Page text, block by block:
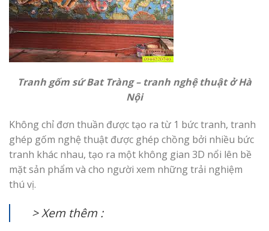
Tranh gốm sứ Bat Tràng – tranh nghệ thuật ở Hà
Nội
Không chỉ đơn thuần được tạo ra từ 1 bức tranh, tranh
ghép gốm nghệ thuật được ghép chồng bởi nhiều bức
tranh khác nhau, tạo ra một không gian 3D nổi lên bề
mặt sản phẩm và cho người xem những trải nghiệm
thú vị.
> Xem thêm :